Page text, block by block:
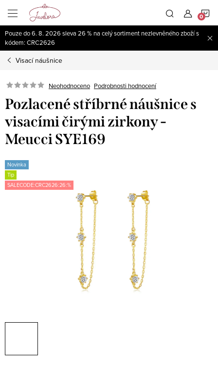
obsah
Pouze do 6. 8. 2026 sleva 26 % na celý sortiment nezlevněného zboží s
kódem: CRC2626
Visací náušnice
Neohodnoceno Podrobnosti hodnocení
Pozlacené stříbrné náušnice s
visacími čirými zirkony -
Meucci SYE169
Novinka
Tip
SALECODE:CRC2626:26:%